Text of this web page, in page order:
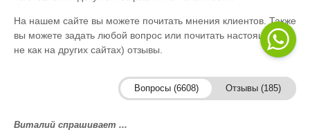
На нашем сайте вы можете почитать мнения клиентов. Также
вы можете задать любой вопрос или почитать настоящие (а
не как на других сайтах) отзывы.
Вопросы (6608) Отзывы (185)
Виталий спрашивает ...